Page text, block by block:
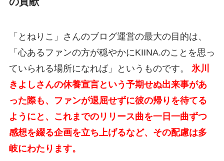
「とねりこ」さんのブログ運営の最大の目的は、
「心あるファンの方が穏やかにKIINA.のことを思っ
ていられる場所になれば」というものです。 氷川
きよしさんの休養宣言という予期せぬ出来事があ
った際も、ファンが退屈せずに彼の帰りを待てる
ようにと、これまでのリリース曲を一日一曲ずつ
感想を綴る企画を立ち上げるなど、その配慮は多
岐にわたります。